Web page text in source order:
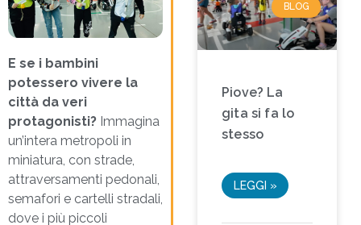
E se i bambini
potessero vivere la
città da veri
protagonisti? Immagina
un’intera metropoli in
miniatura, con strade,
attraversamenti pedonali,
semafori e cartelli stradali,
dove i più piccoli
BLOG
Piove? La
gita si fa lo
stesso
LEGGI »